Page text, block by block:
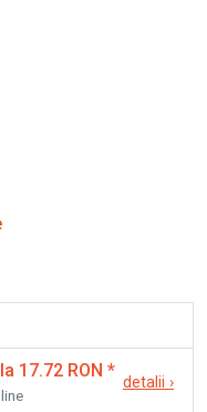
17.72 RON *
detalii ›